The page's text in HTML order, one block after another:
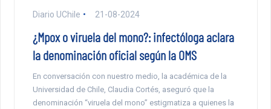
Diario UChile 21-08-2024
¿Mpox o viruela del mono?: infectóloga aclara
la denominación oficial según la OMS
En conversación con nuestro medio, la académica de la
Universidad de Chile, Claudia Cortés, aseguró que la
denominación “viruela del mono” estigmatiza a quienes la